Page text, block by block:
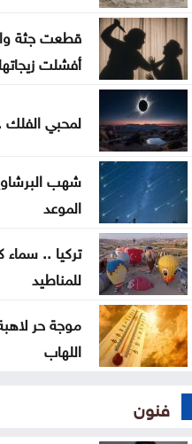
سماع دوي انفجارين في
مقتل جنديين إسرائيليين
كيف حول الاتحاد الأردني
أخلاقية هزت عرش فيفا
اتهامات الأمير علي تهز
العالمية عن إنفانتينو؟
قطعت جثة
أفشلت زيجاتها
لمحبي الفلك
شهب
الموعد
تركيا .. سماء
للمناطيد
موجة حر
اللهاب
فنون